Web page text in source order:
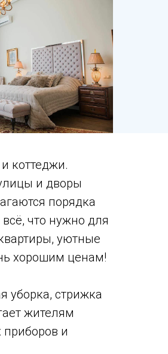
коттеджи.
и дворы
порядка
что нужно для
уютные
хорошим ценам!
уборка, стрижка
жителям
и